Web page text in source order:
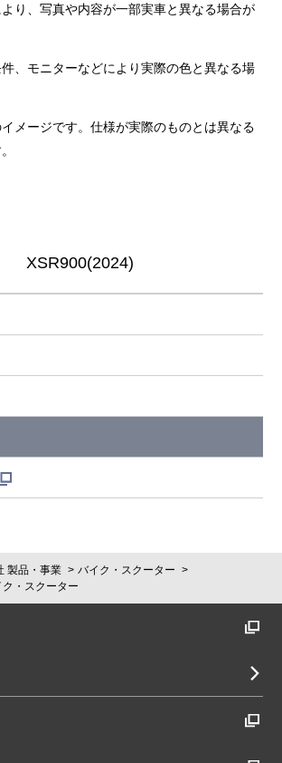
り、写真や内容が一部実車と異なる場合が
、モニターなどにより実際の色と異なる場
メージです。仕様が実際のものとは異なる
XSR900(2024)
製品・事業
バイク・スクーター
ク・スクーター